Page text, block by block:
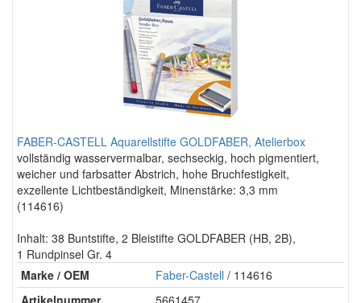
FABER-CASTELL Aquarellstifte GOLDFABER, Atelierbox
vollständig wasservermalbar, sechseckig, hoch pigmentiert,
weicher und farbsatter Abstrich, hohe Bruchfestigkeit,
exzellente Lichtbeständigkeit, Minenstärke: 3,3 mm
(114616)
Inhalt: 38 Buntstifte, 2 Bleistifte GOLDFABER (HB, 2B),
1 Rundpinsel Gr. 4
Marke / OEM
Faber-Castell / 114616
Artikelnummer
5661457